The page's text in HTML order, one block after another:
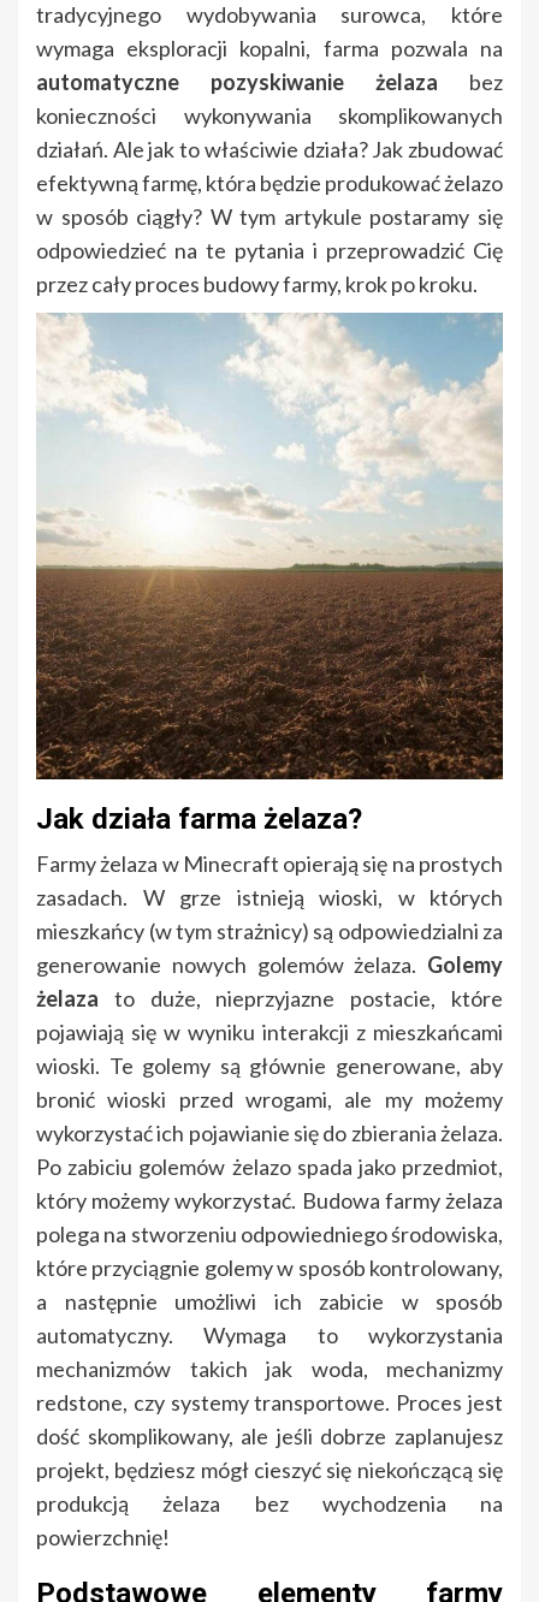
tradycyjnego wydobywania surowca, które
wymaga eksploracji kopalni, farma pozwala na
automatyczne pozyskiwanie żelaza bez
konieczności wykonywania skomplikowanych
działań. Ale jak to właściwie działa? Jak zbudować
efektywną farmę, która będzie produkować żelazo
w sposób ciągły? W tym artykule postaramy się
odpowiedzieć na te pytania i przeprowadzić Cię
przez cały proces budowy farmy, krok po kroku.
Jak działa farma żelaza?
Farmy żelaza w Minecraft opierają się na prostych
zasadach. W grze istnieją wioski, w których
mieszkańcy (w tym strażnicy) są odpowiedzialni za
generowanie nowych golemów żelaza. Golemy
żelaza to duże, nieprzyjazne postacie, które
pojawiają się w wyniku interakcji z mieszkańcami
wioski. Te golemy są głównie generowane, aby
bronić wioski przed wrogami, ale my możemy
wykorzystać ich pojawianie się do zbierania żelaza.
Po zabiciu golemów żelazo spada jako przedmiot,
który możemy wykorzystać. Budowa farmy żelaza
polega na stworzeniu odpowiedniego środowiska,
które przyciągnie golemy w sposób kontrolowany,
a następnie umożliwi ich zabicie w sposób
automatyczny. Wymaga to wykorzystania
mechanizmów takich jak woda, mechanizmy
redstone, czy systemy transportowe. Proces jest
dość skomplikowany, ale jeśli dobrze zaplanujesz
projekt, będziesz mógł cieszyć się niekończącą się
produkcją żelaza bez wychodzenia na
powierzchnię!
Podstawowe elementy farmy